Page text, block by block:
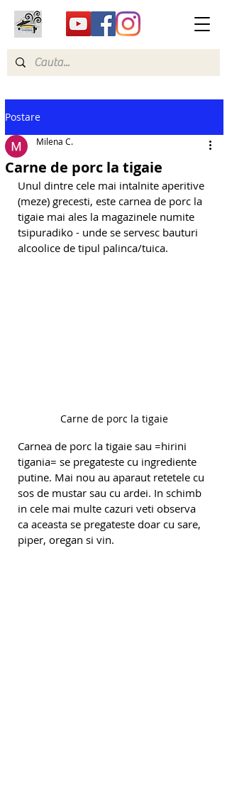
Postare
Carne de porc la tigaie
Milena C.
Unul dintre cele mai intalnite aperitive
(meze) grecesti, este carnea de porc la
tigaie mai ales la magazinele numite
tsipuradiko - unde se servesc bauturi
alcoolice de tipul palinca/tuica.
Carne de porc la tigaie
Carnea de porc la tigaie sau =hirini
tigania= se pregateste cu ingrediente
putine. Mai nou au aparaut retetele cu
sos de mustar sau cu ardei. In schimb
in cele mai multe cazuri veti observa
ca aceasta se pregateste doar cu sare,
piper, oregan si vin.